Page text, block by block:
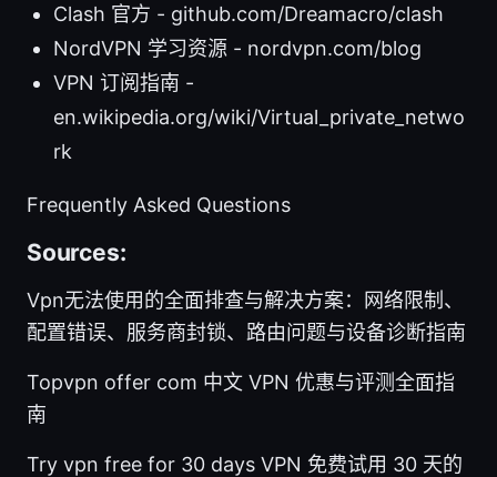
Clash 官方 - github.com/Dreamacro/clash
NordVPN 学习资源 - nordvpn.com/blog
VPN 订阅指南 -
en.wikipedia.org/wiki/Virtual_private_netwo
rk
Frequently Asked Questions
Sources:
Vpn无法使用的全面排查与解决方案：网络限制、
配置错误、服务商封锁、路由问题与设备诊断指南
Topvpn offer com 中文 VPN 优惠与评测全面指
南
Try vpn free for 30 days VPN 免费试用 30 天的